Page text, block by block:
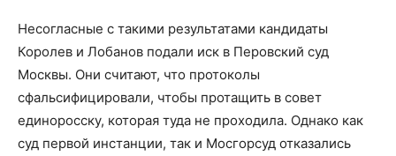
Несогласные с такими результатами кандидаты
Королев и Лобанов подали иск в Перовский суд
Москвы. Они считают, что протоколы
сфальсифицировали, чтобы протащить в совет
единоросску, которая туда не проходила. Однако как
суд первой инстанции, так и Мосгорсуд отказались